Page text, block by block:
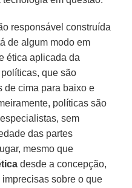
responsável construída
de algum modo em
ética aplicada da
que são
de cima para baixo e
políticas são
sem
das partes
mesmo que
desde a concepção,
sobre o que